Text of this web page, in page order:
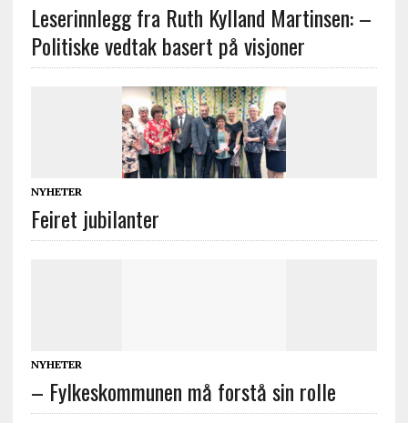
Leserinnlegg fra Ruth Kylland Martinsen: –
Politiske vedtak basert på visjoner
NYHETER
Feiret jubilanter
NYHETER
– Fylkeskommunen må forstå sin rolle